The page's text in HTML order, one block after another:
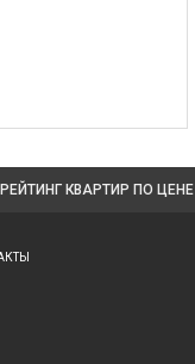
РЕЙТИНГ КВАРТИР ПО ЦЕНЕ